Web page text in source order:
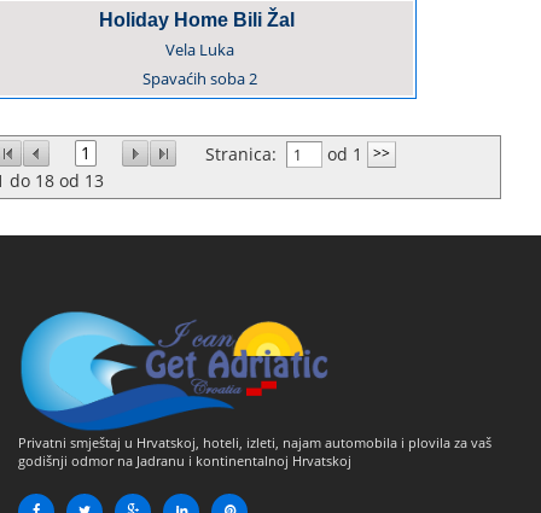
Holiday Home Bili Žal
Vela Luka
Spavaćih soba2
1 Stranica:
od 1
do 18 od 13
Privatni smještaj u Hrvatskoj, hoteli, izleti, najam automobila i plovila za vaš
godišnji odmor na Jadranu i kontinentalnoj Hrvatskoj